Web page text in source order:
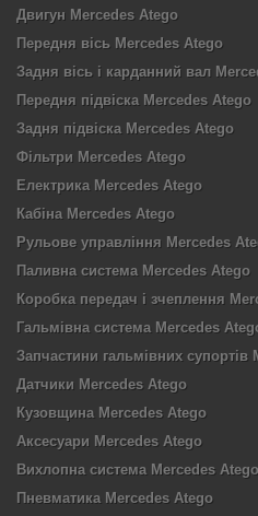
Двигун Mercedes Atego
Передня вісь Mercedes Atego
Задня вісь і карданний вал
Передня підвіска Mercedes Atego
Задня підвіска Mercedes Atego
Фільтри Mercedes Atego
Електрика Mercedes Atego
Кабіна Mercedes Atego
Рульове управління Mercedes
Паливна система Mercedes Atego
Коробка передач і зчеплення
Гальмівна система Mercedes
Запчастини гальмівних супортів
Датчики Mercedes Atego
Кузовщина Mercedes Atego
Аксесуари Mercedes Atego
Вихлопна система Mercedes Atego
Пневматика Mercedes Atego